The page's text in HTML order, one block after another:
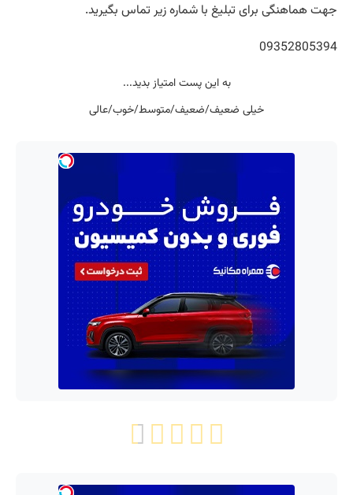
جهت هماهنگی برای تبلیغ با شماره زیر تماس بگیرید.
09352805394
به این پست امتیاز بدید...
خیلی ضعیف/ضعیف/متوسط/خوب/عالی